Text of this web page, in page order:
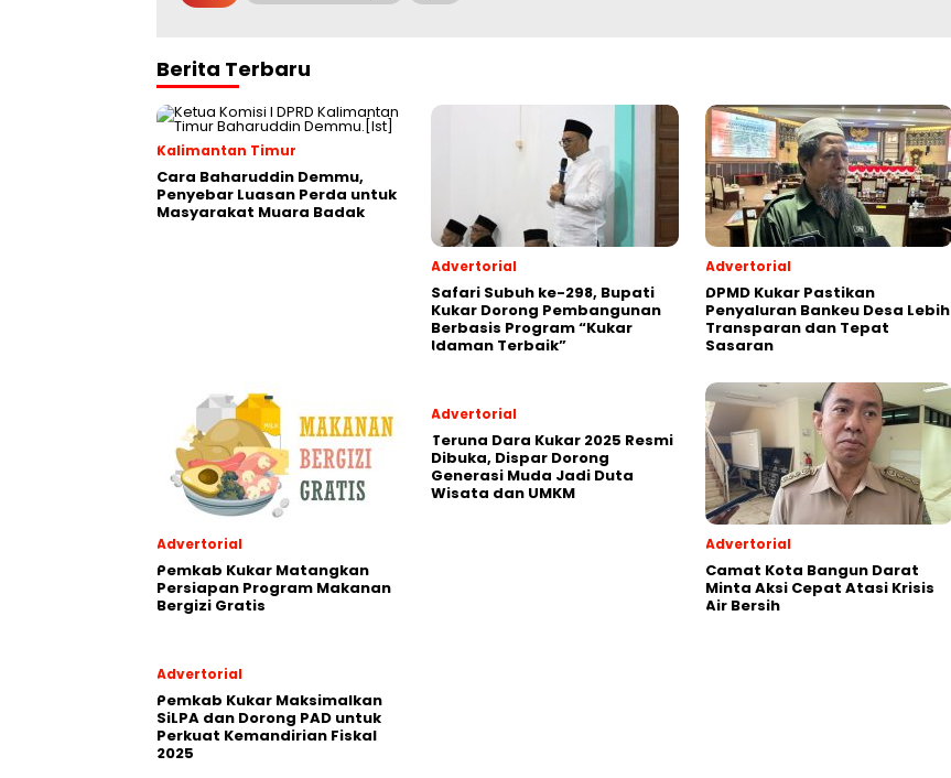
Berita Terbaru
Kalimantan Timur
Cara Baharuddin Demmu,
Penyebar Luasan Perda untuk
Masyarakat Muara Badak
Advertorial
Safari Subuh ke-298, Bupati
Kukar Dorong Pembangunan
Berbasis Program “Kukar
Idaman Terbaik”
Advertorial
DPMD Kukar Pastikan
Penyaluran Bankeu Desa Lebih
Transparan dan Tepat
Sasaran
Advertorial
Pemkab Kukar Matangkan
Persiapan Program Makanan
Bergizi Gratis
Advertorial
Teruna Dara Kukar 2025 Resmi
Dibuka, Dispar Dorong
Generasi Muda Jadi Duta
Wisata dan UMKM
Advertorial
Camat Kota Bangun Darat
Minta Aksi Cepat Atasi Krisis
Air Bersih
Advertorial
Pemkab Kukar Maksimalkan
SiLPA dan Dorong PAD untuk
Perkuat Kemandirian Fiskal
2025